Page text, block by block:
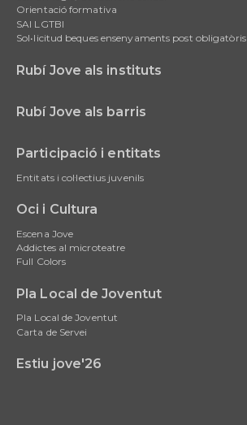
Orientació formativa
SAI LGTBI
Sol•licitud beques ensenyaments post obligatòris
Rubí Jove als instituts
Rubí Jove als barris
Participació i entitats
Entitats i col·lectius juvenils
Oci i Cultura
Escena Jove
Addictes al microteatre
Full Colors
Pla Local de Joventut
Pla Local de Joventut
Carta de Servei
Estiu jove'26